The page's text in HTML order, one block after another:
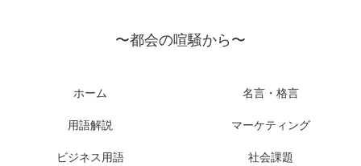
〜都会の喧騒から〜
ホーム 名言・格言
用語解説 マーケティング
ビジネス用語 社会課題